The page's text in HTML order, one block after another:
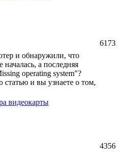
и обнаружили, что
началась, а последняя
operating system"?
статью и вы узнаете о том,
6173
видеокарты
4356